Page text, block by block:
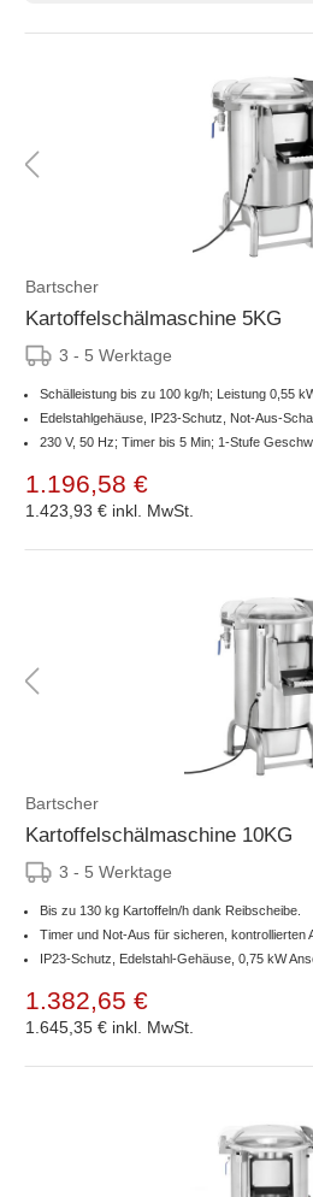
Bartscher
Kartoffelschälmaschine 5KG
3 - 5 Werktage
Schälleistung bis zu 100 kg/h; Leistung 0,55
Edelstahlgehäuse, IP23-Schutz, Not-Aus-
230 V, 50 Hz; Timer bis 5 Min; 1-Stufe
1.196,58 €
1.423,93 € inkl. MwSt.
Bartscher
Kartoffelschälmaschine 10KG
3 - 5 Werktage
Bis zu 130 kg Kartoffeln/h dank Reibscheibe.
Timer und Not-Aus für sicheren, kontrollierten
IP23-Schutz, Edelstahl-Gehäuse, 0,75 kW
1.382,65 €
1.645,35 € inkl. MwSt.